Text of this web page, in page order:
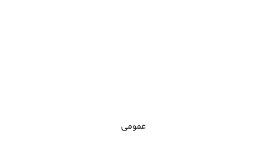
عمومی